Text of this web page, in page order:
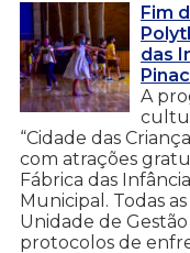
Fim
das
A
“Cidade das
com atrações
Fábrica das
Municipal. Todas
Unidade de
protocolos de